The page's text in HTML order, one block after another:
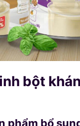
bột
phẩm bổ